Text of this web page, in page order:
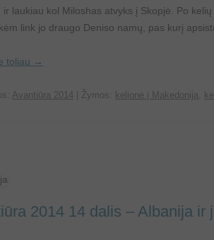
ir laukiau kol Miloshas atvyks į Skopjė. Po
link jo draugo Deniso namų, pas kurį
toliau →
Avantiūra 2014 | Žymos: kelionė į Makedoniją
2014 14 dalis – Albanija ir